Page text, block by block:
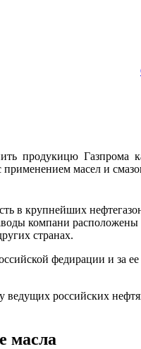
продукицю Газпрома
масел и
в крупнейших
компани
странах.
федирации и за
ведущих российских
масла